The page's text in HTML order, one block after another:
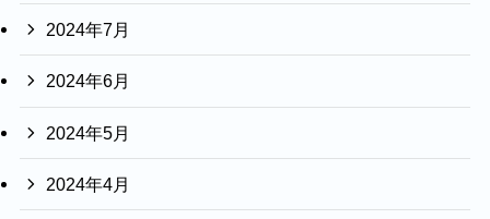
2024年7月
2024年6月
2024年5月
2024年4月